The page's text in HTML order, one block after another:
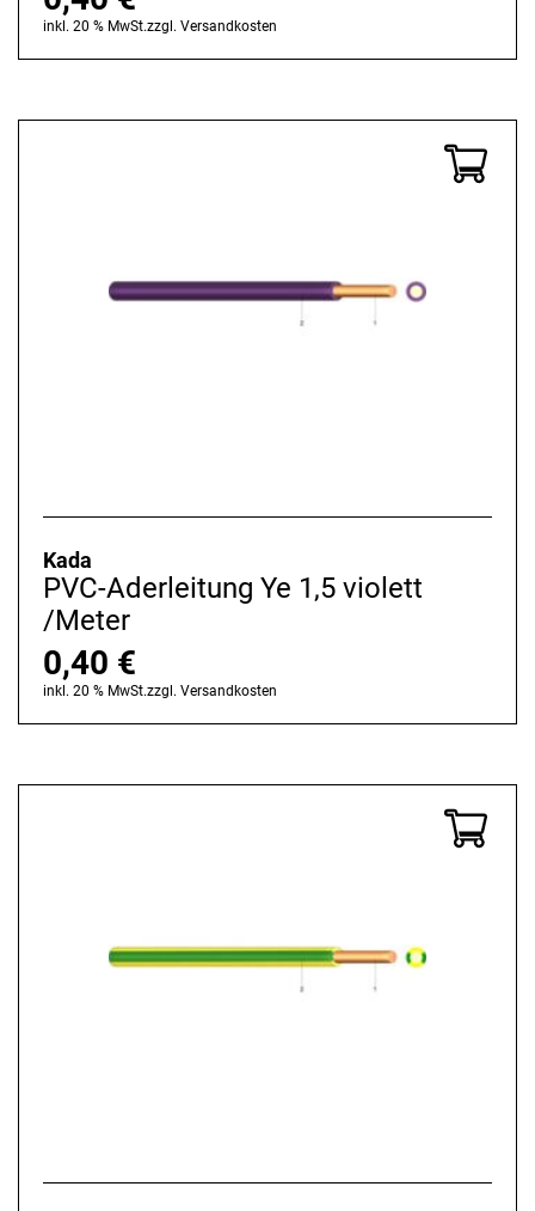
inkl. 20 % MwSt.zzgl. Versandkosten
Kada
PVC-Aderleitung Ye 1,5 violett
/Meter
0,40 €
inkl. 20 % MwSt.zzgl. Versandkosten